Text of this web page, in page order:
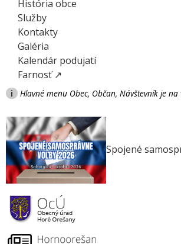
História obce
Služby
Kontakty
Galéria
Kalendár podujatí
Farnosť ↗
i Hlavné menu Obec, Občan, Návštevník je na
Spojené